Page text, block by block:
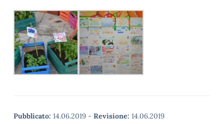
Pubblicato: 14.06.2019 - Revisione: 14.06.2019